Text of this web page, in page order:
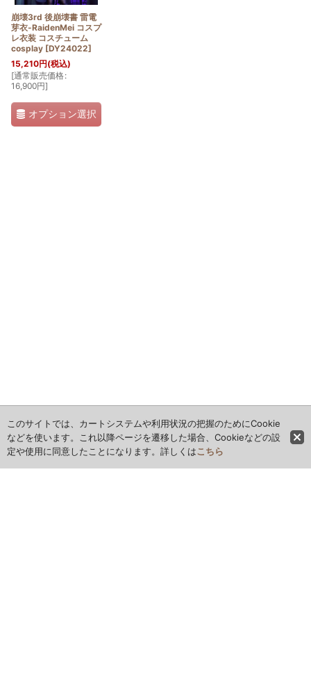
崩壊3rd 後崩壊書 雷電
芽衣-RaidenMei コスプ
レ衣装 コスチューム
cosplay [DY24022]
15,210円(税込)
[通常販売価格:
16,900円]
オプション選択
このサイトでは、カートシステムや利用状況の把握のためにCookie
などを使います。これ以降ページを遷移した場合、Cookieなどの設
定や使用に同意したことになります。詳しくはこちら